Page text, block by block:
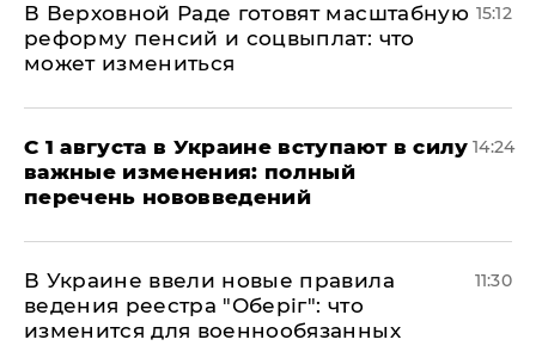
В Верховной Раде готовят масштабную
реформу пенсий и соцвыплат: что
может измениться
15:12
С 1 августа в Украине вступают в силу
важные изменения: полный
перечень нововведений
14:24
В Украине ввели новые правила
ведения реестра "Оберіг": что
изменится для военнообязанных
11:30